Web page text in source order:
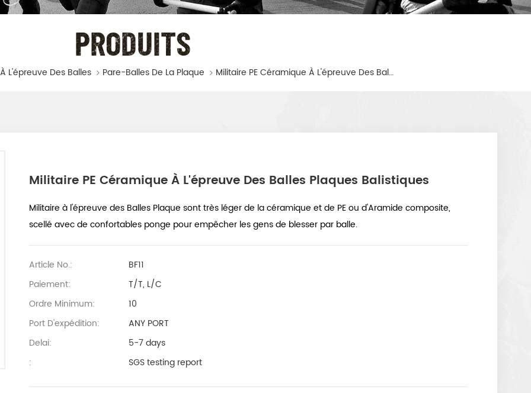
PRODUITS
L'épreuve Des Balles Pare-Balles De La Plaque Militaire PE Céramique À L'épreuve Des Balles Plaques Balistiques
Militaire PE Céramique À L'épreuve Des Balles Plaques Balistiques
Militaire à l'épreuve des Balles Plaque sont très léger de la céramique et de PE ou d'Aramide composite,
scellé avec de confortables ponge pour empêcher les gens de blesser par balle.
Article No.:
BF11
Paiement:
T/T, L/C
Ordre Minimum:
10
Port D'expédition:
ANY PORT
Delai:
5-7 days
:
SGS testing report